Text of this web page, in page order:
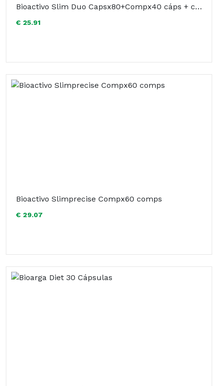
Bioactivo Slim Duo Capsx80+Compx40 cáps + comp
€ 25.91
Bioactivo Slimprecise Compx60 comps
€ 29.07